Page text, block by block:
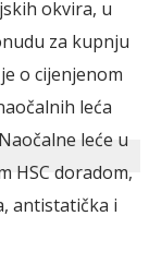
okvira, u
za kupnju
o cijenjenom
leća
leće u
HSC doradom,
antistatička i